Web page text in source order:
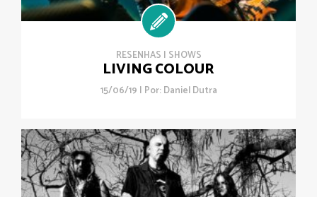
RESENHAS | SHOWS
LIVING COLOUR
15/06/19 | Por:Daniel Dutra